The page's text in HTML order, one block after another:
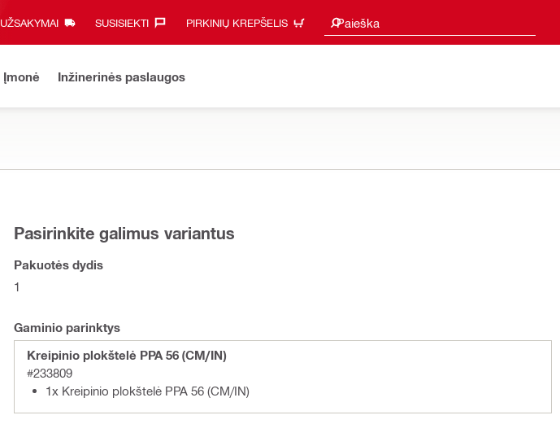
UŽSAKYMAI SUSISIEKTI‎ PIRKINIŲ KREPŠELIS Paieška
Paieškos pasiūlymai
Įmonė Inžinerinės paslaugos
Pasirinkite galimus variantus
Pakuotės dydis
1
Gaminio parinktys
Kreipinio plokštelė PPA 56 (CM/IN)
#233809
1x Kreipinio plokštelė PPA 56 (CM/IN)